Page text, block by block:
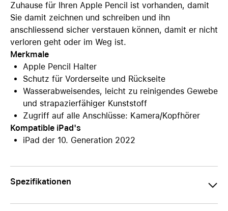
Zuhause für Ihren Apple Pencil ist vorhanden, damit
Sie damit zeichnen und schreiben und ihn
anschliessend sicher verstauen können, damit er nicht
verloren geht oder im Weg ist.
Merkmale
Apple Pencil Halter
Schutz für Vorderseite und Rückseite
Wasserabweisendes, leicht zu reinigendes Gewebe
und strapazierfähiger Kunststoff
Zugriff auf alle Anschlüsse: Kamera/Kopfhörer
Kompatible iPad's
iPad der 10. Generation 2022
Spezifikationen